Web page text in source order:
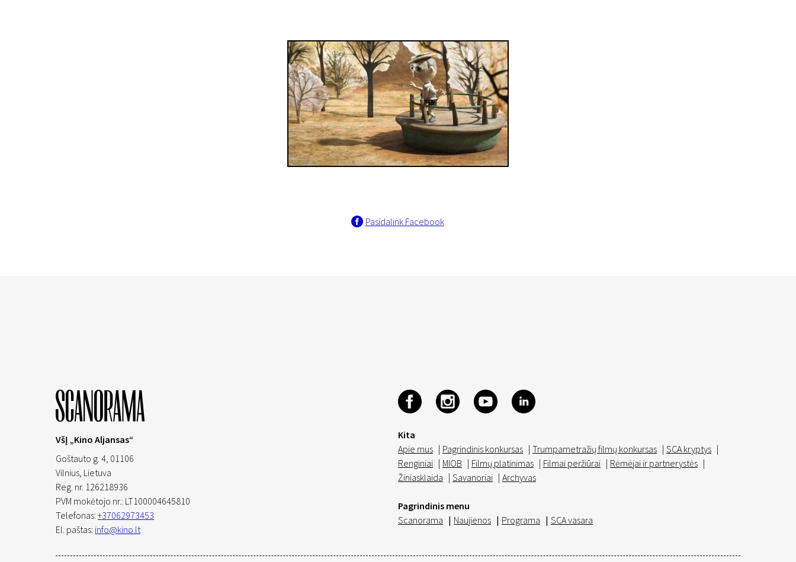
Pasidalink Facebook
Kita
Apie mus | Pagrindinis konkursas | Trumpametražių filmų konkursas | SCA kryptys |
Renginiai | MIOB | Filmų platinimas | Filmai peržiūrai | Rėmėjai ir partnerystės |
Žiniasklaida | Savanoriai | Archyvas
Pagrindinis menu
Scanorama | Naujienos | Programa | SCA vasara
VšĮ „Kino Aljansas“
Goštauto g. 4, 01106
Vilnius, Lietuva
Reg. nr. 126218936
PVM mokėtojo nr.: LT100004645810
Telefonas: +37062973453
El. paštas: info@kino.lt